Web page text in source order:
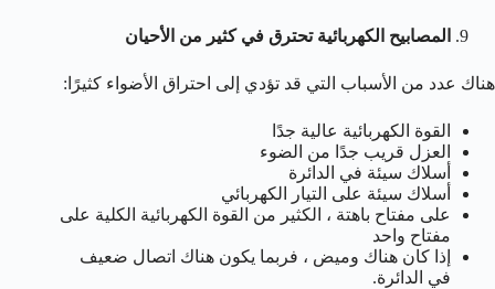
المصابيح الكهربائية تحترق في كثير من الأحيان
هناك عدد من الأسباب التي قد تؤدي إلى احتراق الأضواء كثيرًا:
القوة الكهربائية عالية جدًا
العزل قريب جدًا من الضوء
أسلاك سيئة في الدائرة
أسلاك سيئة على التيار الكهربائي
على مفتاح باهتة ، الكثير من القوة الكهربائية الكلية على
مفتاح واحد
إذا كان هناك وميض ، فربما يكون هناك اتصال ضعيف
في الدائرة.